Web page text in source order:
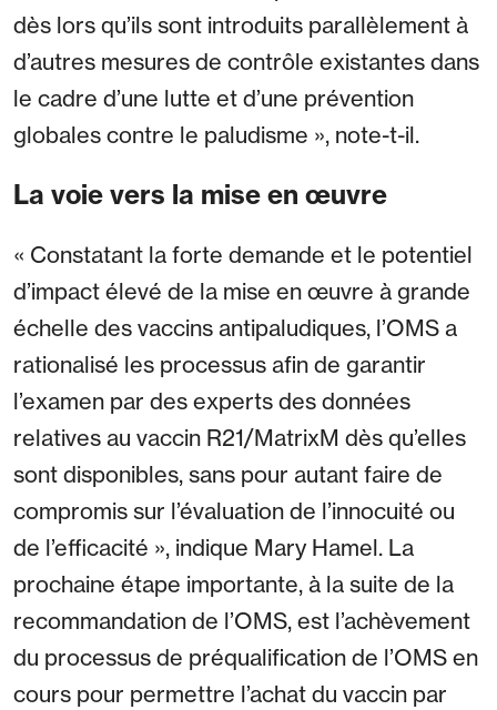
dès lors qu’ils sont introduits parallèlement à
d’autres mesures de contrôle existantes dans
le cadre d’une lutte et d’une prévention
globales contre le paludisme », note-t-il.
La voie vers la mise en œuvre
« Constatant la forte demande et le potentiel
d’impact élevé de la mise en œuvre à grande
échelle des vaccins antipaludiques, l’OMS a
rationalisé les processus afin de garantir
l’examen par des experts des données
relatives au vaccin R21/MatrixM dès qu’elles
sont disponibles, sans pour autant faire de
compromis sur l’évaluation de l’innocuité ou
de l’efficacité », indique Mary Hamel. La
prochaine étape importante, à la suite de la
recommandation de l’OMS, est l’achèvement
du processus de préqualification de l’OMS en
cours pour permettre l’achat du vaccin par